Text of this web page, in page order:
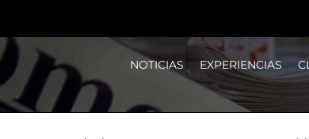
NOTICIAS EXPERIENCIAS